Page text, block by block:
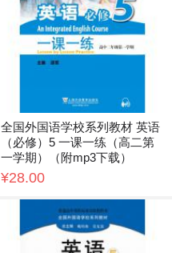
全国外国语学校系列教材 英语
（必修）5 一课一练（高二第
一学期）（附mp3下载）
¥28.00